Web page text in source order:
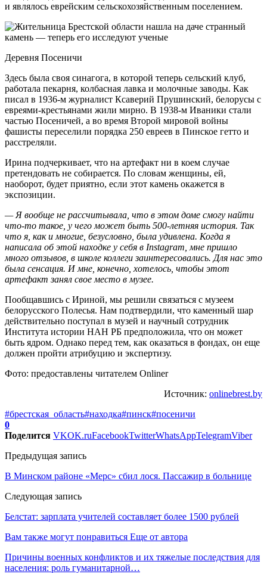
и являлось еврейским сельскохозяйственным поселением.
Деревня Посеничи
Здесь была своя синагога, в которой теперь сельский клуб,
работала пекарня, колбасная лавка и молочные заводы. Как
писал в 1936-м журналист Ксаверий Прушинский, белорусы с
евреями-крестьянами жили мирно. В 1938-м Иваники стали
частью Посеничей, а во время Второй мировой войны
фашисты переселили порядка 250 евреев в Пинское гетто и
расстреляли.
Ирина подчеркивает, что на артефакт ни в коем случае
претендовать не собирается. По словам женщины, ей,
наоборот, будет приятно, если этот камень окажется в
экспозиции.
— Я вообще не рассчитывала, что в этом доме смогу найти
что-то такое, у чего может быть 500-летняя история. Так
что я, как и многие, безусловно, была удивлена. Когда я
написала об этой находке у себя в Instagram, мне пришло
много отзывов, в школе коллеги заинтересовались. Для нас это
была сенсация. И мне, конечно, хотелось, чтобы этот
артефакт занял свое место в музее.
Пообщавшись с Ириной, мы решили связаться с музеем
белорусского Полесья. Нам подтвердили, что каменный шар
действительно поступал в музей и научный сотрудник
Института истории НАН РБ предположила, что он может
быть ядром. Однако перед тем, как оказаться в фондах, он еще
должен пройти атрибуцию и экспертизу.
Фото: предоставлены читателем Onliner
Источник: onlinebrest.by
#брестская_область#находка#пинск#посеничи
0
Поделится VKOK.ruFacebookTwitterWhatsAppTelegramViber
Предыдущая запись
В Минском районе «Мерс» сбил лося. Пассажир в больнице
Следующая запись
Белстат: зарплата учителей составляет более 1500 рублей
Вам также могут понравиться Еще от автора
Причины военных конфликтов и их тяжелые последствия для
населения: роль гуманитарной…